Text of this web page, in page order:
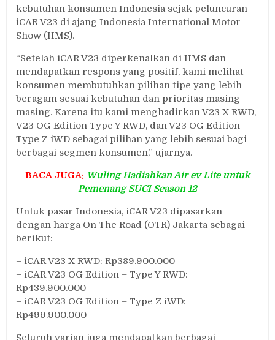
kebutuhan konsumen Indonesia sejak peluncuran
iCAR V23 di ajang Indonesia International Motor
Show (IIMS).
“Setelah iCAR V23 diperkenalkan di IIMS dan
mendapatkan respons yang positif, kami melihat
konsumen membutuhkan pilihan tipe yang lebih
beragam sesuai kebutuhan dan prioritas masing-
masing. Karena itu kami menghadirkan V23 X RWD,
V23 OG Edition Type Y RWD, dan V23 OG Edition
Type Z iWD sebagai pilihan yang lebih sesuai bagi
berbagai segmen konsumen,” ujarnya.
BACA JUGA: Wuling Hadiahkan Air ev Lite untuk
Pemenang SUCI Season 12
Untuk pasar Indonesia, iCAR V23 dipasarkan
dengan harga On The Road (OTR) Jakarta sebagai
berikut:
– iCAR V23 X RWD: Rp389.900.000
– iCAR V23 OG Edition – Type Y RWD:
Rp439.900.000
– iCAR V23 OG Edition – Type Z iWD:
Rp499.900.000
Seluruh varian juga mendapatkan berbagai